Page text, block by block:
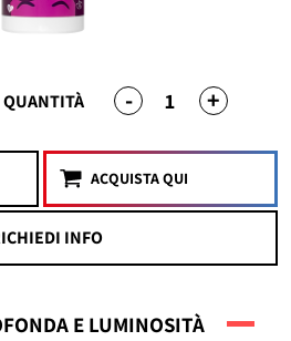
QUANTITÀ - 1 +
ACQUISTA QUI
INFO
E LUMINOSITÀ